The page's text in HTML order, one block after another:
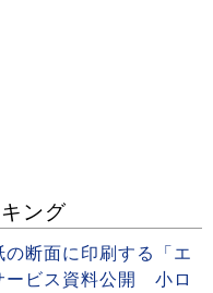
ング
断面に印刷する「エ
ービス資料公開 小ロ